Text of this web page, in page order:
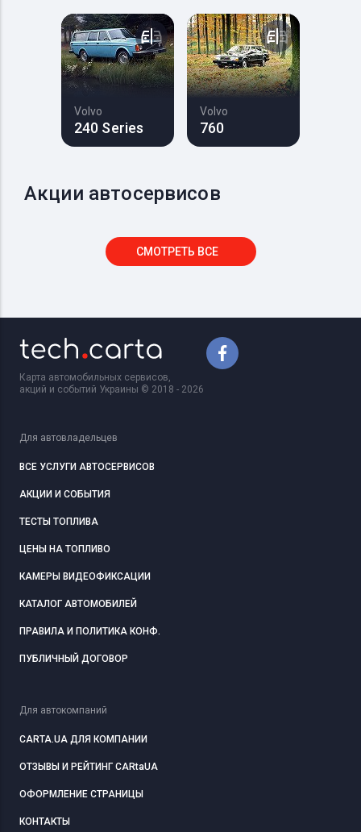
Volvo
240 Series
Volvo
760
Акции автосервисов
СМОТРЕТЬ ВСЕ
Карта автомобильных сервисов,
акций и событий Украины © 2018 - 2026
Для автовладельцев
ВСЕ УСЛУГИ АВТОСЕРВИСОВ
АКЦИИ И СОБЫТИЯ
ТЕСТЫ ТОПЛИВА
ЦЕНЫ НА ТОПЛИВО
КАМЕРЫ ВИДЕОФИКСАЦИИ
КАТАЛОГ АВТОМОБИЛЕЙ
ПРАВИЛА И ПОЛИТИКА КОНФ.
ПУБЛИЧНЫЙ ДОГОВОР
Для автокомпаний
CARTA.UA ДЛЯ КОМПАНИИ
ОТЗЫВЫ И РЕЙТИНГ CARtaUA
ОФОРМЛЕНИЕ СТРАНИЦЫ
КОНТАКТЫ